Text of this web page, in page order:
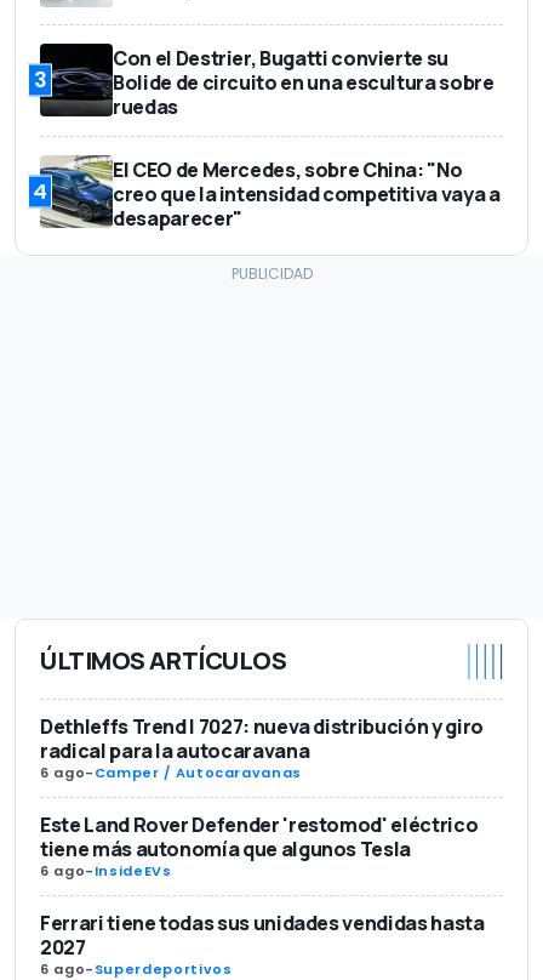
3
Con el Destrier, Bugatti convierte su
Bolide de circuito en una escultura sobre
ruedas
4
El CEO de Mercedes, sobre China: "No
creo que la intensidad competitiva vaya a
desaparecer"
ÚLTIMOS ARTÍCULOS
Dethleffs Trend I 7027: nueva distribución y giro
radical para la autocaravana
6 ago-Camper / Autocaravanas
Este Land Rover Defender 'restomod' eléctrico
tiene más autonomía que algunos Tesla
6 ago-InsideEVs
Ferrari tiene todas sus unidades vendidas hasta
2027
6 ago-Superdeportivos